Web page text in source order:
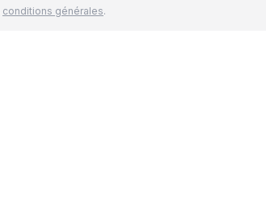
conditions générales.